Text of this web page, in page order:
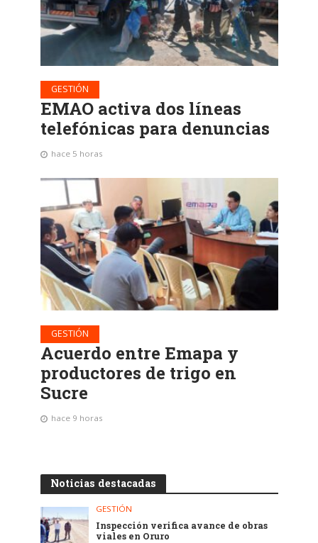
GESTIÓN
EMAO activa dos líneas
telefónicas para denuncias
hace 5 horas
GESTIÓN
Acuerdo entre Emapa y
productores de trigo en
Sucre
hace 9 horas
Noticias destacadas
GESTIÓN
Inspección verifica avance de obras
viales en Oruro